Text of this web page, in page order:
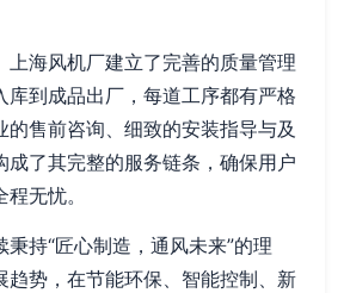
上海风机厂建立了完善的质量管理
库到成品出厂，每道工序都有严格
的售前咨询、细致的安装指导与及
成了其完整的服务链条，确保用户
无忧。
持“匠心制造，通风未来”的理
趋势，在节能环保、智能控制、新